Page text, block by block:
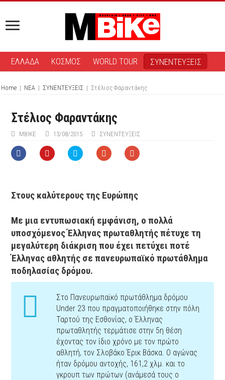
ΕΛΛΑΔΑ ΚΟΣΜΟΣ WORLD TOUR ΣΥΝΕΝΤΕΥΞΕΙΣ
Home | ΝΕΑ | ΣΥΝΕΝΤΕΥΞΕΙΣ | Στέλιος Φαραντάκης
Στέλιος Φαραντάκης
ΜΒIKE 13/08/2015 ΣΥΝΕΝΤΕΥΞΕΙΣ
Στους καλύτερους της Ευρώπης
Με μια εντυπωσιακή εμφάνιση, ο πολλά
υποσχόμενος Έλληνας πρωταθλητής πέτυχε τη
μεγαλύτερη διάκριση που έχει πετύχει ποτέ
Έλληνας αθλητής σε πανευρωπαϊκό πρωτάθλημα
ποδηλασίας δρόμου.
Στο Πανευρωπαϊκό πρωτάθλημα δρόμου
Under 23 που πραγματοποιήθηκε στην πόλη
Ταρτού της Εσθονίας, ο Έλληνας
πρωταθλητής τερμάτισε στην 5η θέση
έχοντας τον ίδιο χρόνο με τον πρώτο
αθλητή, τον Σλοβάκο Έρικ Βάσκα. Ο αγώνας
ήταν δρόμου αντοχής, 161,2 χλμ. και το
γκρουπ των πρώτων (ανάμεσά τους ο